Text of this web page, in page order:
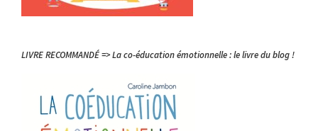
LIVRE RECOMMANDÉ => La co-éducation émotionnelle : le livre du blog !